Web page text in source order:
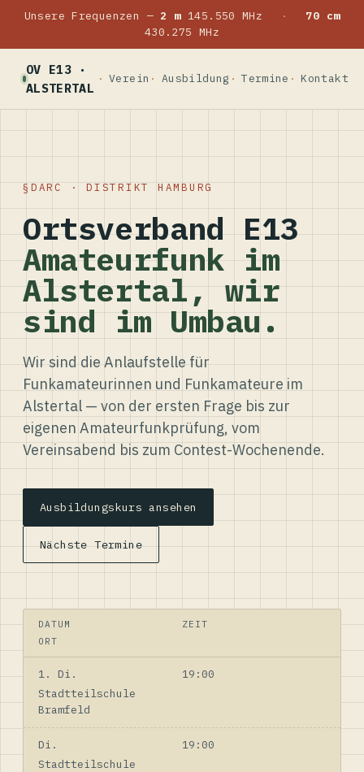
Unsere Frequenzen — 2 m145.550 MHz ·
70 cm
430.275 MHz
OV E13 ·
ALSTERTAL
Verein Ausbildung Termine Kontakt
DARC · DISTRIKT HAMBURG
Ortsverband E13
Amateurfunk im
Alstertal, wir
sind im Umbau.
Wir sind die Anlaufstelle für
Funkamateurinnen und Funkamateure im
Alstertal — von der ersten Frage bis zur
eigenen Amateurfunkprüfung, vom
Vereinsabend bis zum Contest-Wochenende.
Ausbildungskurs ansehen
Nächste Termine
DATUM
ZEIT
ORT
1. Di.
19:00
Stadtteilschule
Bramfeld
Di.
19:00
Stadtteilschule